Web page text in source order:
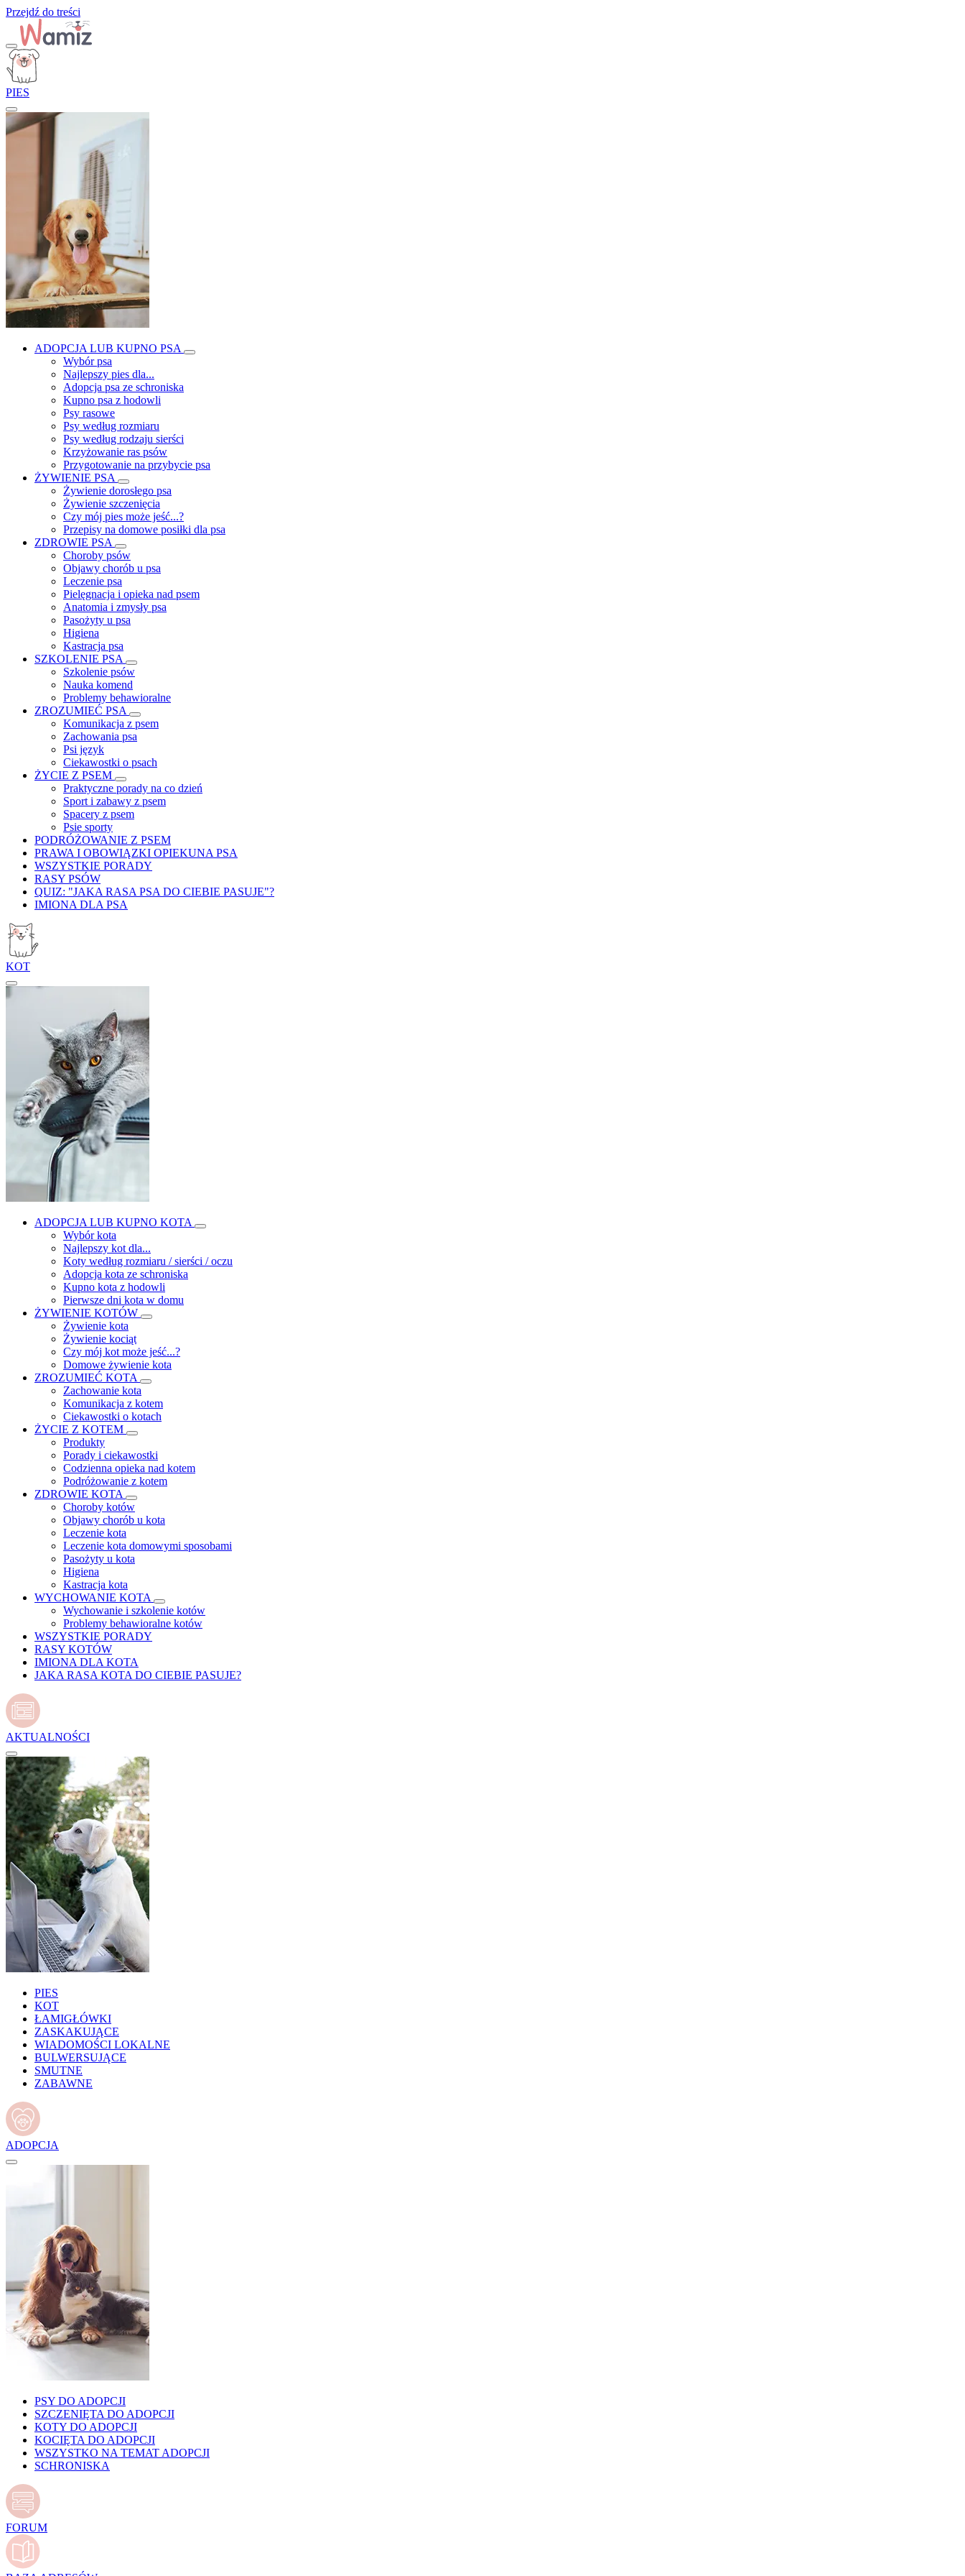
Przejdź do treści
PIES
ADOPCJA LUB KUPNO PSA
Wybór psa
Najlepszy pies dla...
Adopcja psa ze schroniska
Kupno psa z hodowli
Psy rasowe
Psy według rozmiaru
Psy według rodzaju sierści
Krzyżowanie ras psów
Przygotowanie na przybycie psa
ŻYWIENIE PSA
Żywienie dorosłego psa
Żywienie szczenięcia
Czy mój pies może jeść...?
Przepisy na domowe posiłki dla psa
ZDROWIE PSA
Choroby psów
Objawy chorób u psa
Leczenie psa
Pielęgnacja i opieka nad psem
Anatomia i zmysły psa
Pasożyty u psa
Higiena
Kastracja psa
SZKOLENIE PSA
Szkolenie psów
Nauka komend
Problemy behawioralne
ZROZUMIEĆ PSA
Komunikacja z psem
Zachowania psa
Psi język
Ciekawostki o psach
ŻYCIE Z PSEM
Praktyczne porady na co dzień
Sport i zabawy z psem
Spacery z psem
Psie sporty
PODRÓŻOWANIE Z PSEM
PRAWA I OBOWIĄZKI OPIEKUNA PSA
WSZYSTKIE PORADY
RASY PSÓW
QUIZ: "JAKA RASA PSA DO CIEBIE PASUJE"?
IMIONA DLA PSA
KOT
ADOPCJA LUB KUPNO KOTA
Wybór kota
Najlepszy kot dla...
Koty według rozmiaru / sierści / oczu
Adopcja kota ze schroniska
Kupno kota z hodowli
Pierwsze dni kota w domu
ŻYWIENIE KOTÓW
Żywienie kota
Żywienie kociąt
Czy mój kot może jeść...?
Domowe żywienie kota
ZROZUMIEĆ KOTA
Zachowanie kota
Komunikacja z kotem
Ciekawostki o kotach
ŻYCIE Z KOTEM
Produkty
Porady i ciekawostki
Codzienna opieka nad kotem
Podróżowanie z kotem
ZDROWIE KOTA
Choroby kotów
Objawy chorób u kota
Leczenie kota
Leczenie kota domowymi sposobami
Pasożyty u kota
Higiena
Kastracja kota
WYCHOWANIE KOTA
Wychowanie i szkolenie kotów
Problemy behawioralne kotów
WSZYSTKIE PORADY
RASY KOTÓW
IMIONA DLA KOTA
JAKA RASA KOTA DO CIEBIE PASUJE?
AKTUALNOŚCI
PIES
KOT
ŁAMIGŁÓWKI
ZASKAKUJĄCE
WIADOMOŚCI LOKALNE
BULWERSUJĄCE
SMUTNE
ZABAWNE
ADOPCJA
PSY DO ADOPCJI
SZCZENIĘTA DO ADOPCJI
KOTY DO ADOPCJI
KOCIĘTA DO ADOPCJI
WSZYSTKO NA TEMAT ADOPCJI
SCHRONISKA
FORUM